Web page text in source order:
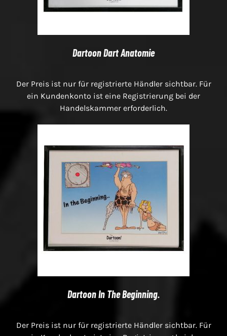
Dartoon Dart Anatomie
Der Preis ist nur für registrierte Händler sichtbar. Für
ein Kundenkonto ist eine Registrierung bei der
Handelskammer erforderlich.
Dartoon In The Beginning.
Der Preis ist nur für registrierte Händler sichtbar. Für